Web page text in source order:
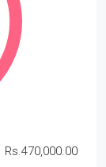
Rs.470,000.00